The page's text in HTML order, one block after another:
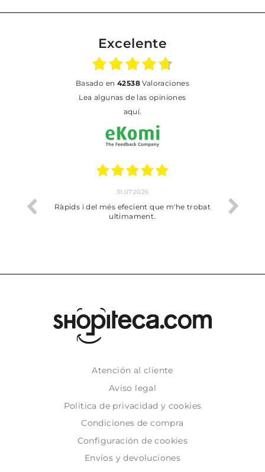
Excelente
basado en 42538Valoraciones
Lea algunas de las opiniones
aquí.
31.07.2026
Ràpids i del més efecient que m'he trobat
ultimament.
Atención al cliente
Aviso legal
Politica de privacidad y cookies
Condiciones de compra
Configuración de cookies
Envíos y devoluciones